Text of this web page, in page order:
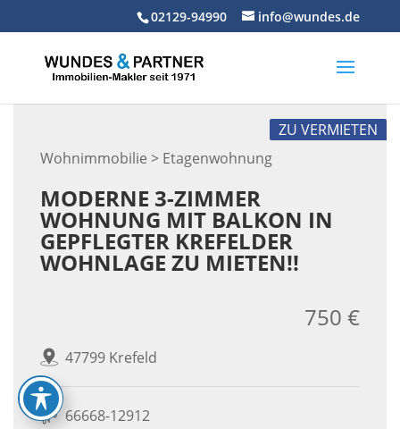
02129-94990 info@wundes.de
Wohnimmobilie > Etagenwohnung
ZU VERMIETEN
MODERNE 3-ZIMMER
WOHNUNG MIT BALKON IN
GEPFLEGTER KREFELDER
WOHNLAGE ZU MIETEN!!
47799 Krefeld
750 €
66668-12912